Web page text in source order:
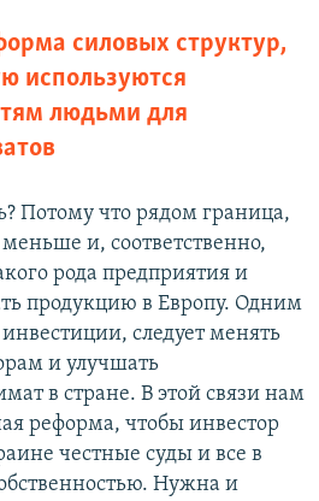
силовых структур,
используются
людьми для
Потому что рядом граница,
и, соответственно,
рода предприятия и
продукцию в Европу. Одним
следует менять
и улучшать
в стране. В этой связи нам
реформа, чтобы инвестор
честные суды и все в
Нужна и